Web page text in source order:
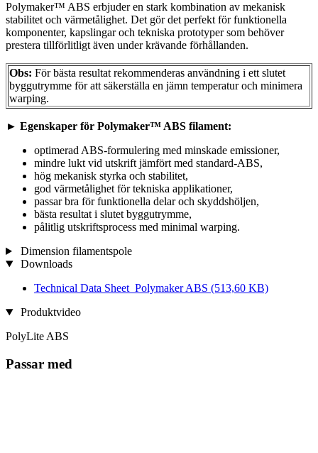
Polymaker™ ABS erbjuder en stark kombination av mekanisk
stabilitet och värmetålighet. Det gör det perfekt för funktionella
komponenter, kapslingar och tekniska prototyper som behöver
prestera tillförlitligt även under krävande förhållanden.
Obs: För bästa resultat rekommenderas användning i ett slutet
byggutrymme för att säkerställa en jämn temperatur och minimera
warping.
► Egenskaper för Polymaker™ ABS filament:
optimerad ABS-formulering med minskade emissioner,
mindre lukt vid utskrift jämfört med standard-ABS,
hög mekanisk styrka och stabilitet,
god värmetålighet för tekniska applikationer,
passar bra för funktionella delar och skyddshöljen,
bästa resultat i slutet byggutrymme,
pålitlig utskriftsprocess med minimal warping.
Dimension filamentspole
Downloads
Technical Data Sheet_Polymaker ABS (513,60 KB)
Produktvideo
PolyLite ABS
Passar med